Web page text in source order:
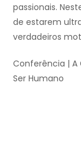
passionais.
de estarem
verdadeiros
Conferência | A
Ser Humano